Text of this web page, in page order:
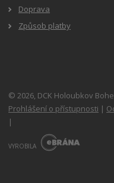
Doprava
Způsob platby
© 2026, DCK Holoubkov
Prohlášení o přístupnosti |
|
VYROBILA